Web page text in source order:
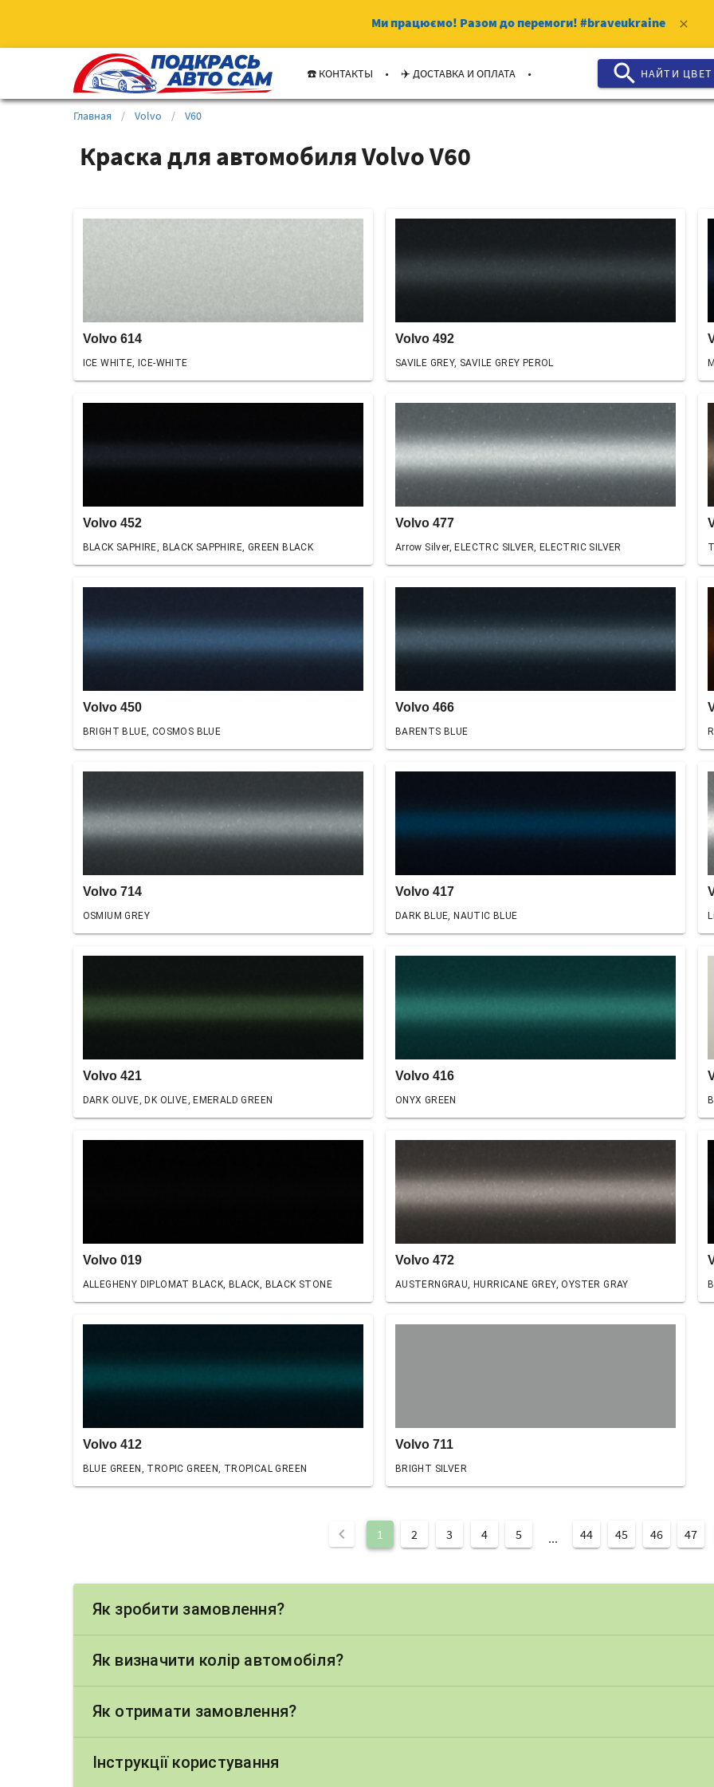
Ми працюємо! Разом до перемоги! #braveukraine clear
☎️ КОНТАКТЫ . ✈️ ДОСТАВКА И ОПЛАТА . search НАЙТИ ЦВЕТ
Главная / Volvo / V60
Краска для автомобиля Volvo V60
Volvo 614
ICE WHITE, ICE-WHITE
Volvo 492
SAVILE GREY, SAVILE GREY PEROL
Volvo 452
BLACK SAPHIRE, BLACK SAPPHIRE, GREEN BLACK
Volvo 477
Arrow Silver, ELECTRC SILVER, ELECTRIC SILVER
Volvo 450
BRIGHT BLUE, COSMOS BLUE
Volvo 466
BARENTS BLUE
Volvo 714
OSMIUM GREY
Volvo 417
DARK BLUE, NAUTIC BLUE
Volvo 421
DARK OLIVE, DK OLIVE, EMERALD GREEN
Volvo 416
ONYX GREEN
Volvo 019
ALLEGHENY DIPLOMAT BLACK, BLACK, BLACK STONE
Volvo 472
AUSTERNGRAU, HURRICANE GREY, OYSTER GRAY
Volvo 412
BLUE GREEN, TROPIC GREEN, TROPICAL GREEN
Volvo 711
BRIGHT SILVER
chevron_left 1 2 3 4 5 ... 44 45 46 47
Як зробити замовлення?
Як визначити колір автомобіля?
Як отримати замовлення?
Інструкції користування